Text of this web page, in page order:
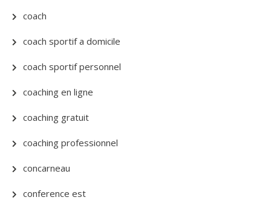
coach
coach sportif a domicile
coach sportif personnel
coaching en ligne
coaching gratuit
coaching professionnel
concarneau
conference est